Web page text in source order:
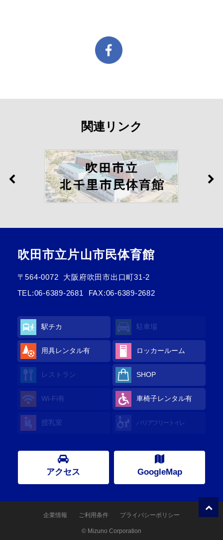
関連リンク
吹田市立片山市民体育館
〒564-0072
大阪府吹田市出口町31-2
TEL:06-6389-2681 FAX:06-6389-2682
駅チカ 駐車場
用具レンタル有 ロッカールーム
レストラン SHOP
Wi-Fi有 車椅子レンタル有
授乳室 バリアフリートイレ
アクセス GoogleMap
企業情報 ご利用条件 プライバシーポリシー
© Mizuno Corporation